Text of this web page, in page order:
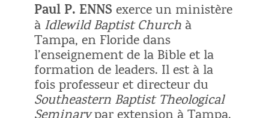
Paul P. ENNS exerce un ministère
à Idlewild Baptist Churchà
Tampa, en Floride dans
l’enseignement de la Bible et la
formation de leaders. Il est à la
fois professeur et directeur du
Southeastern Baptist Theological